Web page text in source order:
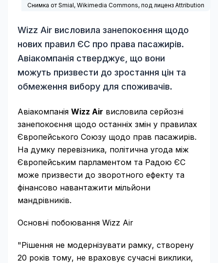
Снимка от Smial, Wikimedia Commons, под лиценз Attribution
Wizz Air висловила занепокоєння щодо
нових правил ЄС про права пасажирів.
Авіакомпанія стверджує, що вони
можуть призвести до зростання цін та
обмеження вибору для споживачів.
Авіакомпанія Wizz Air висловила серйозні
занепокоєння щодо останніх змін у правилах
Європейського Союзу щодо прав пасажирів.
На думку перевізника, політична угода між
Європейським парламентом та Радою ЄС
може призвести до зворотного ефекту та
фінансово навантажити мільйони
мандрівників.
Основні побоювання Wizz Air
"Рішення не модернізувати рамку, створену
20 років тому, не враховує сучасні виклики,